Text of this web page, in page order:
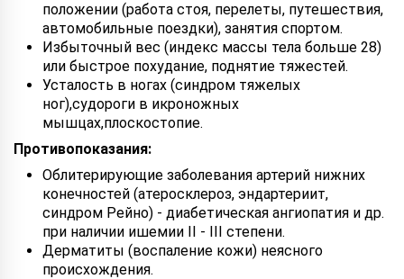
положении (работа стоя, перелеты, путешествия,
автомобильные поездки), занятия спортом.
Избыточный вес (индекс массы тела больше 28)
или быстрое похудание, поднятие тяжестей.
Усталость в ногах (синдром тяжелых
ног),судороги в икроножных
мышцах,плоскостопие.
Противопоказания:
Облитерирующие заболевания артерий нижних
конечностей (атеросклероз, эндартериит,
синдром Рейно) - диабетическая ангиопатия и др.
при наличии ишемии II - III степени.
Дерматиты (воспаление кожи) неясного
происхождения.